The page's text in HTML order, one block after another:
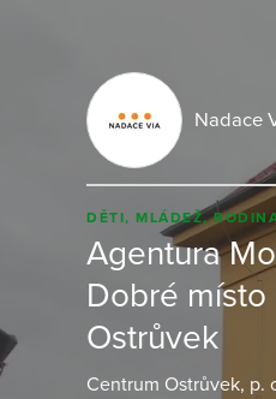
Nadace
DĚTI, MLÁDEŽ,
Agentura
Dobré
Ostrůvek
Centrum Ostrůvek, p.